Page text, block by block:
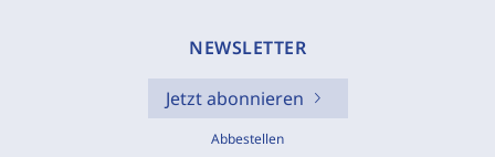
NEWSLETTER
Jetzt abonnieren
Abbestellen